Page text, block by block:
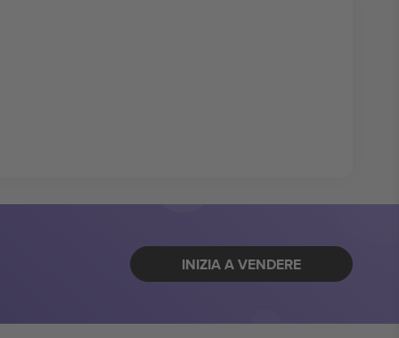
INIZIA A VENDERE